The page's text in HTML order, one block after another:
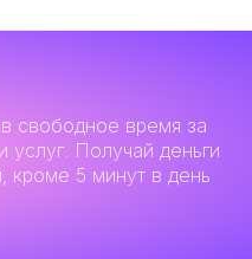
в свободное время за
услуг. Получай деньги
кроме 5 минут в день